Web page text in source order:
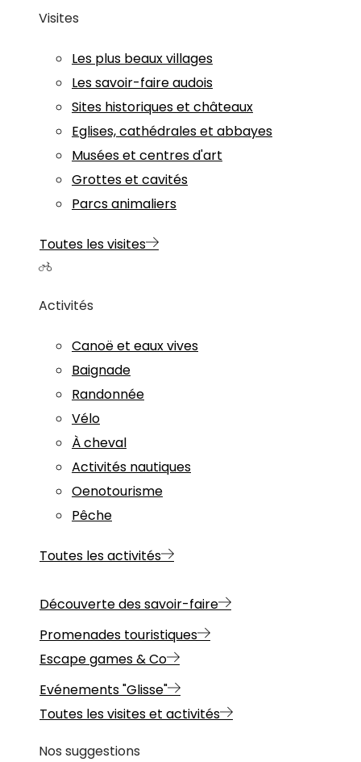
Visites
Les plus beaux villages
Les savoir-faire audois
Sites historiques et châteaux
Eglises, cathédrales et abbayes
Musées et centres d'art
Grottes et cavités
Parcs animaliers
Toutes les visites
Activités
Canoë et eaux vives
Baignade
Randonnée
Vélo
À cheval
Activités nautiques
Oenotourisme
Pêche
Toutes les activités
Découverte des savoir-faire
Promenades touristiques
Escape games & Co
Evénements "Glisse"
Toutes les visites et activités
Nos suggestions